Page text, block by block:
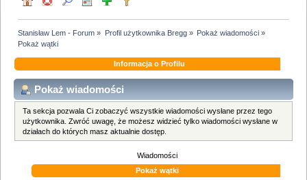
Stanisław Lem - Forum » Profil użytkownika Bregg» Pokaż wiadomości»
Pokaż wątki
Informacja o Profilu
Pokaż wiadomości
Ta sekcja pozwala Ci zobaczyć wszystkie wiadomości wysłane przez tego
użytkownika. Zwróć uwagę, że możesz widzieć tylko wiadomości wysłane w
działach do których masz aktualnie dostęp.
Wiadomości
Pokaż wątki